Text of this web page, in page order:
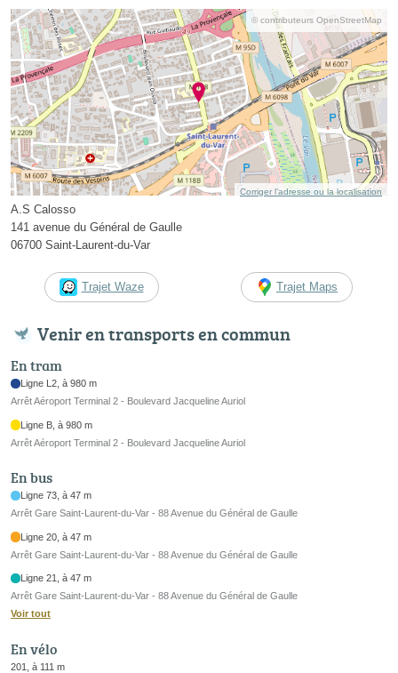
© contributeurs OpenStreetMap
Corriger l’adresse ou la localisation
A.S Calosso
141 avenue du Général de Gaulle
06700 Saint-Laurent-du-Var
Trajet Waze Trajet Maps
Venir en transports en commun
En tram
Ligne L2, à 980 m
Arrêt Aéroport Terminal 2 - Boulevard Jacqueline Auriol
Ligne B, à 980 m
Arrêt Aéroport Terminal 2 - Boulevard Jacqueline Auriol
En bus
Ligne 73, à 47 m
Arrêt Gare Saint-Laurent-du-Var - 88 Avenue du Général de Gaulle
Ligne 20, à 47 m
Arrêt Gare Saint-Laurent-du-Var - 88 Avenue du Général de Gaulle
Ligne 21, à 47 m
Arrêt Gare Saint-Laurent-du-Var - 88 Avenue du Général de Gaulle
Voir tout
En vélo
201, à 111 m